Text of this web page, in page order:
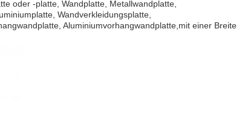
oder -platte, Wandplatte, Metallwandplatte,
Wandverkleidungsplatte,
Aluminiumvorhangwandplatte,mit einer Breite